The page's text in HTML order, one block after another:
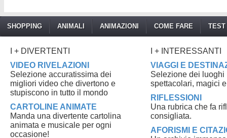
SHOPPING ANIMALI ANIMAZIONI COME FARE TEST
I + DIVERTENTI
VIDEO RIVELAZIONI
Selezione accuratissima dei
migliori video che divertono e
stupiscono in tutto il mondo
CARTOLINE ANIMATE
Manda una divertente cartolina
animata e musicale per ogni
occasione!
I + INTERESSANTI
VIAGGI E
Selezione dei
spettacolari, magici
RIFLESSIONI
Una rubrica che fa
consigliata.
AFORISMI E